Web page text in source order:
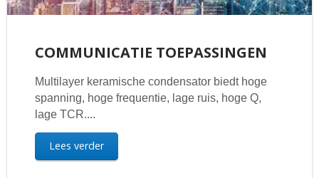
COMMUNICATIE TOEPASSINGEN
Multilayer keramische condensator biedt hoge
spanning, hoge frequentie, lage ruis, hoge Q,
lage TCR....
Lees verder